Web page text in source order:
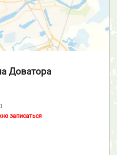
Доватора
записаться